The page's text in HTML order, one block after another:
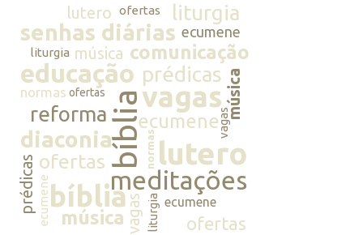
lutero ofertas liturgia
senhas diárias ecumene
liturgia música comunicação
educação prédicasmúsica
normas ofertasbíbliavagas
reforma
diaconia
ecumenevagas
prédicas ofertas normaslutero
meditações
ecumenebíblia
músicavagasliturgia ecumene
ofertas